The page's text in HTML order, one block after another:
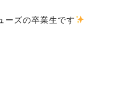
ーズの卒業生です